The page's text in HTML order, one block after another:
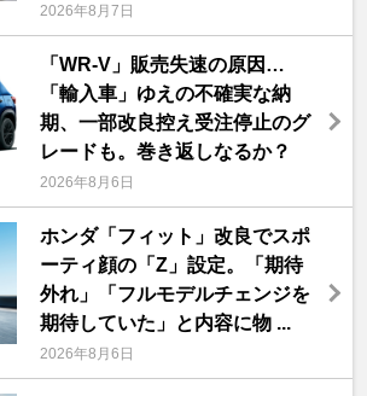
2026年8月7日
「WR-V」販売失速の原因…
「輸入車」ゆえの不確実な納
期、一部改良控え受注停止のグ
レードも。巻き返しなるか？
2026年8月6日
ホンダ「フィット」改良でスポ
ーティ顔の「Z」設定。「期待
外れ」「フルモデルチェンジを
期待していた」と内容に物 ...
2026年8月6日